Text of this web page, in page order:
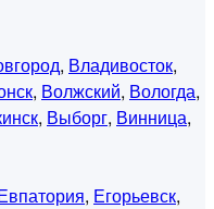
, Владивосток,
, Волжский, Вологда,
, Выборг, Винница,
, Егорьевск,